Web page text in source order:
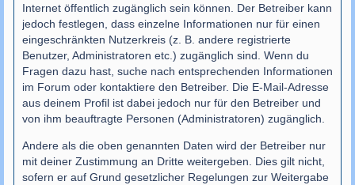
Internet öffentlich zugänglich sein können. Der Betreiber kann
jedoch festlegen, dass einzelne Informationen nur für einen
eingeschränkten Nutzerkreis (z. B. andere registrierte
Benutzer, Administratoren etc.) zugänglich sind. Wenn du
Fragen dazu hast, suche nach entsprechenden Informationen
im Forum oder kontaktiere den Betreiber. Die E-Mail-Adresse
aus deinem Profil ist dabei jedoch nur für den Betreiber und
von ihm beauftragte Personen (Administratoren) zugänglich.
Andere als die oben genannten Daten wird der Betreiber nur
mit deiner Zustimmung an Dritte weitergeben. Dies gilt nicht,
sofern er auf Grund gesetzlicher Regelungen zur Weitergabe